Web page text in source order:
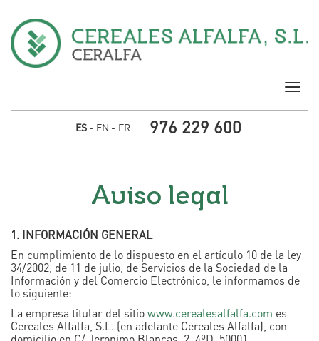
Pasar al contenido principal
ES EN FR 976 229 600
Aviso legal
1. INFORMACIÓN GENERAL
En cumplimiento de lo dispuesto en el artículo 10 de la ley
34/2002, de 11 de julio, de Servicios de la Sociedad de la
Información y del Comercio Electrónico, le informamos de
lo siguiente:
La empresa titular del sitiowww.cerealesalfalfa.com es
Cereales Alfalfa, S.L. (en adelante Cereales Alfalfa), con